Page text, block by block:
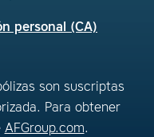
personal (CA)
son suscriptas
Para obtener
AFGroup.com.